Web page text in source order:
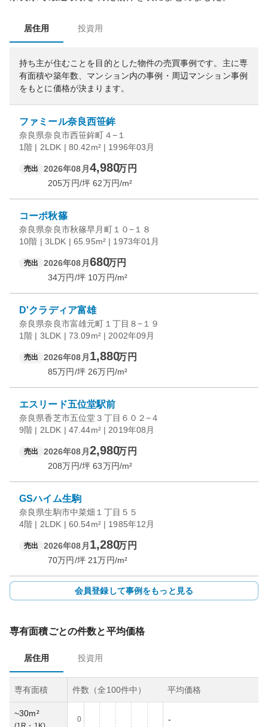
居住用 投資用
持ち主が住むことを目的とした物件の売買事例です。 主に専
有面積や築年数、マンション内の事例・周辺マンション事例
をもとに価格が決まります。
ファミール奈良西笹鉾
奈良県奈良市西笹鉾町４−１
1階 | 2LDK | 80.42m² | 1996年03月
売出 2026年08月 4,980万円
205万円/坪 62万円/m²
コーポ秋篠
奈良県奈良市秋篠早月町１０−１８
10階 | 3LDK | 65.95m² | 1973年01月
売出 2026年08月 680万円
34万円/坪 10万円/m²
D'クラディア富雄
奈良県奈良市富雄元町１丁目８−１９
1階 | 3LDK | 73.09m² | 2002年09月
売出 2026年08月 1,880万円
85万円/坪 26万円/m²
エスリード五位堂駅前
奈良県香芝市五位堂３丁目６０２−４
9階 | 2LDK | 47.44m² | 2019年08月
売出 2026年08月 2,980万円
208万円/坪 63万円/m²
GSハイム生駒
奈良県生駒市中菜畑１丁目５５
4階 | 2LDK | 60.54m² | 1985年12月
売出 2026年08月 1,280万円
70万円/坪 21万円/m²
会員登録して事例をもっと見る
専有面積ごとの件数と平均価格
居住用 投資用
専有面積 件数（全100件中） 平均価格
~30m²
0 -